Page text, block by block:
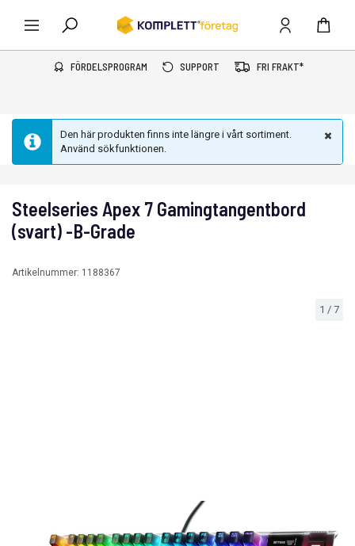
FÖRDELSPROGRAM SUPPORT FRI FRAKT*
Den här produkten finns inte längre i vårt sortiment.
Använd sökfunktionen.
1 / 7
Steelseries Apex 7 Gamingtangentbord
(svart) -B-Grade
Artikelnummer: 1188367